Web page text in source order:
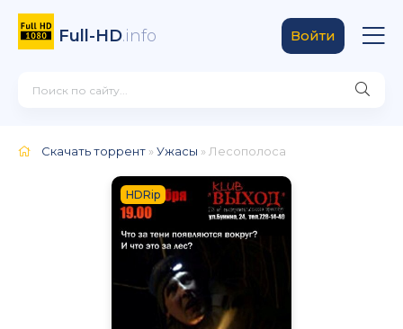
Full-HD.info Войти
Скачать торрент »Ужасы » Лесополоса
HDRip